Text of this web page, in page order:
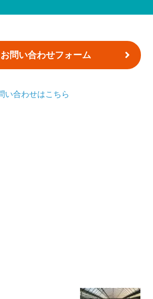
お問い合わせフォーム
い合わせはこちら